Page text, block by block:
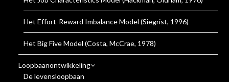
Het Effort-Reward Imbalance Model (Siegrist, 1996)
Het Big Five Model (Costa, McCrae, 1978)
Loopbaanontwikkeling
De levensloopbaan